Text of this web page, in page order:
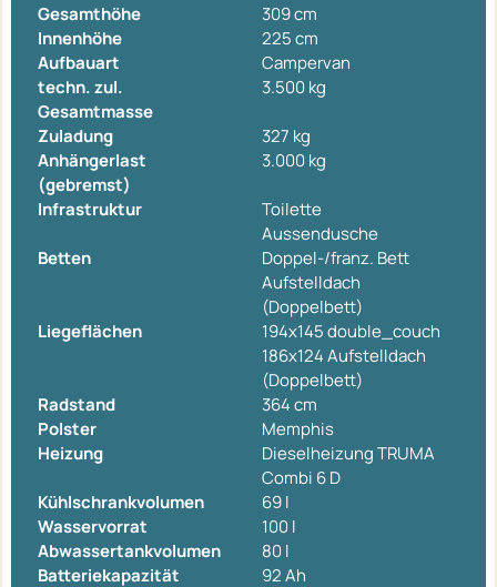
Gesamthöhe
309 cm
Innenhöhe
225 cm
Aufbauart
Campervan
techn. zul.
Gesamtmasse
3.500 kg
Zuladung
327 kg
Anhängerlast
(gebremst)
3.000 kg
Infrastruktur
Toilette
Aussendusche
Betten
Doppel-/franz. Bett
Aufstelldach
(Doppelbett)
Liegeflächen
194x145 double_couch
186x124 Aufstelldach
(Doppelbett)
Radstand
364 cm
Polster
Memphis
Heizung
Dieselheizung TRUMA
Combi 6 D
Kühlschrankvolumen
69 l
Wasservorrat
100 l
Abwassertankvolumen
80 l
Batteriekapazität
92 Ah